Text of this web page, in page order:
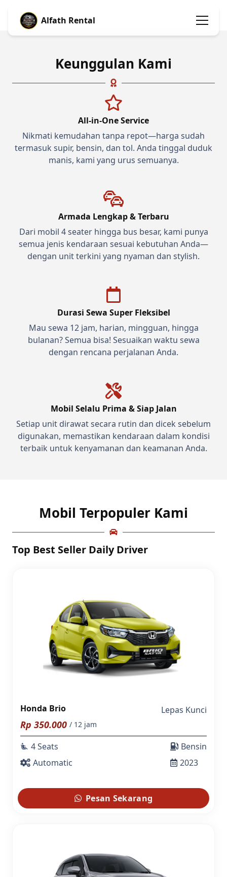
Alfath Rental
Keunggulan Kami
All-in-One Service
Nikmati kemudahan tanpa repot—harga sudah
termasuk supir, bensin, dan tol. Anda tinggal duduk
manis, kami yang urus semuanya.
Armada Lengkap & Terbaru
Dari mobil 4 seater hingga bus besar, kami punya
semua jenis kendaraan sesuai kebutuhan Anda—
dengan unit terkini yang nyaman dan stylish.
Durasi Sewa Super Fleksibel
Mau sewa 12 jam, harian, mingguan, hingga
bulanan? Semua bisa! Sesuaikan waktu sewa
dengan rencana perjalanan Anda.
Mobil Selalu Prima & Siap Jalan
Setiap unit dirawat secara rutin dan dicek sebelum
digunakan, memastikan kendaraan dalam kondisi
terbaik untuk kenyamanan dan keamanan Anda.
Mobil Terpopuler Kami
Top Best Seller Daily Driver
Honda Brio Lepas Kunci
Rp 350.000 / 12 jam
airline_seat_recline_extra 4 Seats
Automatic
Bensin
2023
Pesan Sekarang